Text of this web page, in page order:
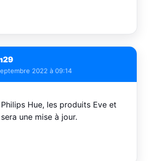
2022 à 09:14
Hue, les produits Eve et
une mise à jour.